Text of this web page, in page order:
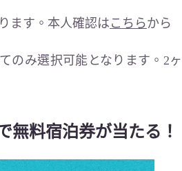
ます。本人確認は こちらから
のみ選択可能となります。2ヶ
無料宿泊券が当たる！